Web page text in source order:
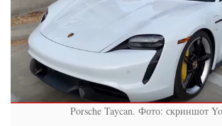
Porsche Taycan. Фото: скриншот